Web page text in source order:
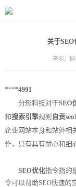
关于
来源：
****4991
分形科技对于SEO
和搜索引擎规则 自贡seo
企业网站本身和站外相
作，只有具有耐心和细
SEO优化指令指的
令可以帮助SEO快速的